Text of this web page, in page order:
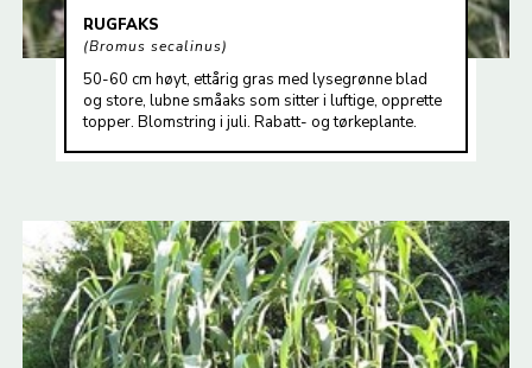
RUGFAKS
Bromus secalinus
50-60 cm høyt, ettårig gras med lysegrønne blad
og store, lubne småaks som sitter i luftige, opprette
topper. Blomstring i juli. Rabatt- og tørkeplante.